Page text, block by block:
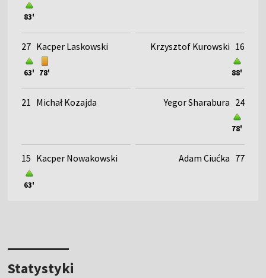
83'
27 Kacper Laskowski
63' 78'
21 Michał Kozajda
15 Kacper Nowakowski
63'
88'
Krzysztof Kurowski 16
78'
Yegor Sharabura 24
Adam Ciućka 77
Statystyki